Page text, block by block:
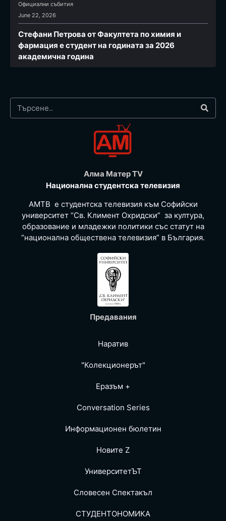
Официални събития
June 22, 2026
Стефани Петрова от Факултета по химия и
фармация e студент на годината за 2026
академична година
Алма Матер TV
Национална студентска телевизия
АМТВ е студентска телевизия към Софийски
университет “Св. Климент Охридски” за култура,
образование и младежки политики със статут на
“национална обществена телевизия” в България.
Предавания
Наратив
"Колекционерът"
Еразъм +
Conversation Series
Информационен бюлетин
Новите Z
УниверситетЪТ
Словесен Спектакъл
СТУДЕНТОНОМИКА